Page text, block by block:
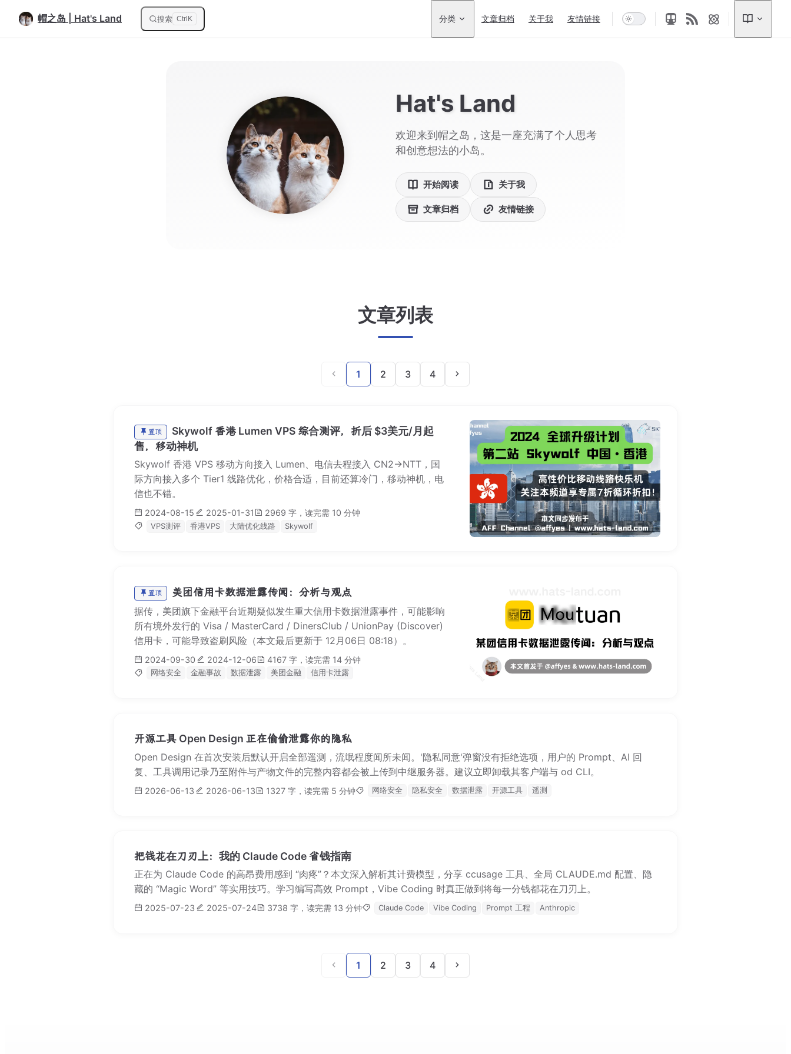
Skip to content
帽之岛 | Hat's Land 搜索 Ctrl K 分类 文章归档 关于我 友情链接
Hat's Land
欢迎来到帽之岛，这是一座充满了个人思考
和创意想法的小岛。
开始阅读 关于我
文章归档 友情链接
文章列表
1 2 3 4
置顶
Skywolf 香港 Lumen VPS 综合测评，折后 $3美元/月起
售，移动神机
Skywolf 香港 VPS 移动方向接入 Lumen、电信去程接入 CN2->NTT，国
际方向接入多个 Tier1 线路优化，价格合适，目前还算冷门，移动神机，电
信也不错。
2024-08-15 2025-01-31 2969 字，读完需 10 分钟
VPS测评 香港VPS 大陆优化线路 Skywolf
置顶 美团信用卡数据泄露传闻：分析与观点
据传，美团旗下金融平台近期疑似发生重大信用卡数据泄露事件，可能影响
所有境外发行的 Visa / MasterCard / DinersClub / UnionPay (Discover)
信用卡，可能导致盗刷风险（本文最后更新于 12月06日 08:18）。
2024-09-30 2024-12-06 4167 字，读完需 14 分钟
网络安全 金融事故 数据泄露 美团金融 信用卡泄露
开源工具 Open Design 正在偷偷泄露你的隐私
Open Design 在首次安装后默认开启全部遥测，流氓程度闻所未闻。'隐私同意'弹窗没有拒绝选项，用户的 Prompt、AI 回
复、工具调用记录乃至附件与产物文件的完整内容都会被上传到中继服务器。建议立即卸载其客户端与 od CLI。
2026-06-13 2026-06-13 1327 字，读完需 5 分钟 网络安全 隐私安全 数据泄露 开源工具 遥测
把钱花在刀刃上：我的 Claude Code 省钱指南
正在为 Claude Code 的高昂费用感到 “肉疼”？本文深入解析其计费模型，分享 ccusage 工具、全局 CLAUDE.md 配置、隐
藏的 “Magic Word” 等实用技巧。学习编写高效 Prompt，Vibe Coding 时真正做到将每一分钱都花在刀刃上。
2025-07-23 2025-07-24 3738 字，读完需 13 分钟 Claude Code Vibe Coding Prompt 工程 Anthropic
1 2 3 4